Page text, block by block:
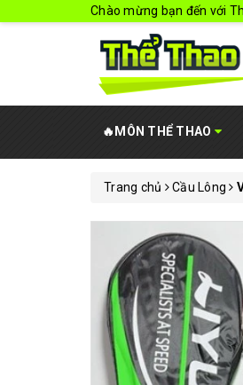
Chào mừng bạn đến với
🔥MÔN THỂ THAO
Trang chủ Cầu Lông